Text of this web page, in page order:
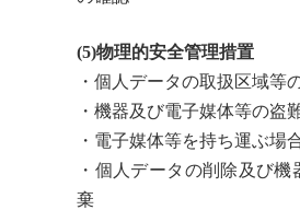
(5)物理的安全管理措置
・個人データの取扱区域等
・機器及び電子媒体等の盗
・電子媒体等を持ち運ぶ場
・個人データの削除及び
棄